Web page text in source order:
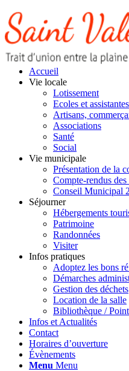
Accueil
Vie locale
Lotissement
Ecoles et
Artisans,
Associations
Santé
Social
Vie municipale
Présentation de la
Compte-rendus
Conseil Municipal
Séjourner
Hébergements
Patrimoine
Randonnées
Visiter
Infos pratiques
Adoptez les bons
Démarches
Gestion des déchets
Location de la salle
Bibliothèque /
Infos et Actualités
Contact
Horaires d’ouverture
Évènements
Menu Menu